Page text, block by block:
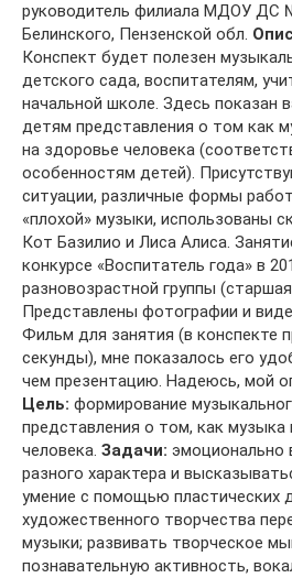
руководитель филиала МДОУ ДС
Белинского, Пензенской обл.
Конспект будет полезен
детского сада, воспитателям,
начальной школе. Здесь показан
детям представления о том как
на здоровье человека
особенностям детей).
ситуации, различные формы
«плохой» музыки, использованы
Кот Базилио и Лиса Алиса.
конкурсе «Воспитатель года» в
разновозрастной группы
Представлены фотографии и
Фильм для занятия (в конспекте
секунды), мне показалось его
чем презентацию. Надеюсь, мой
Цель: формирование
представления о том, как музыка
человека. Задачи: эмоционально
разного характера и
умение с помощью пластических
художественного творчества
музыки; развивать творческое
познавательную активность,